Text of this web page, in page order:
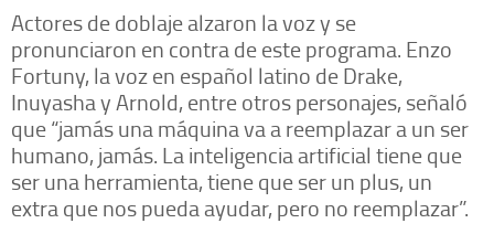
Actores de doblaje alzaron la voz y se
pronunciaron en contra de este programa. Enzo
Fortuny, la voz en español latino de Drake,
Inuyasha y Arnold, entre otros personajes, señaló
que “jamás una máquina va a reemplazar a un ser
humano, jamás. La inteligencia artificial tiene que
ser una herramienta, tiene que ser un plus, un
extra que nos pueda ayudar, pero no reemplazar”.